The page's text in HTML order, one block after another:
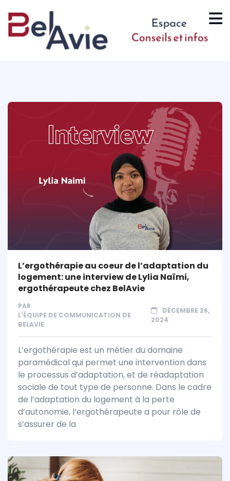
L’ergothérapie au coeur de l’adaptation du
logement: une interview de Lylia Naïmi,
ergothérapeute chez BelAvie
PAR
L'ÉQUIPE DE COMMUNICATION DE
BELAVIE
DÉCEMBRE 26,
2024
L’ergothérapie est un métier du domaine
paramédical qui permet une intervention dans
le processus d’adaptation, et de réadaptation
sociale de tout type de personne. Dans le cadre
de l’adaptation du logement à la perte
d’autonomie, l’ergothérapeute a pour rôle de
s’assurer de la